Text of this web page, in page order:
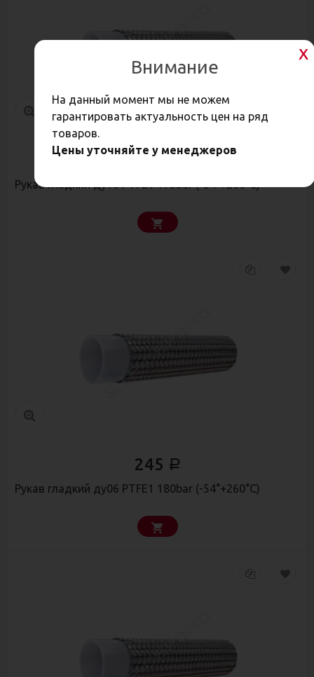
406
Рукав гладкий ду10 PTFE1 175bar (-54°+260°С)
245 Р
Рукав гладкий ду06 PTFE1 180bar (-54°+260°С)
Внимание
На данный момент мы не можем
гарантировать актуальность цен на ряд
товаров.
Цены уточняйте у менеджеров